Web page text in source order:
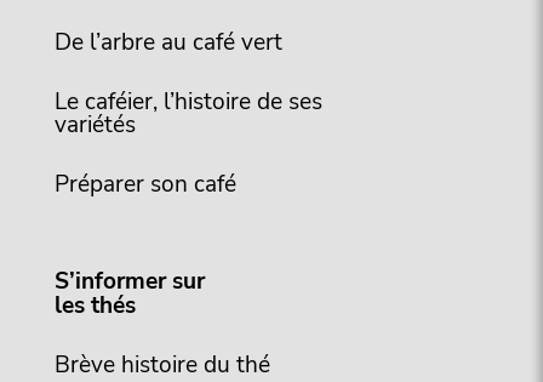
De l’arbre au café vert
Le caféier, l’histoire de ses
variétés
Préparer son café
S’informer sur
les thés
Brève histoire du thé